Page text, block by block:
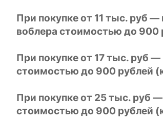
При покупке от 11 тыс. руб
воблера стоимостью до
При покупке от 17 тыс. руб
стоимостью до 900 рублей
При покупке от 25 тыс. руб
стоимостью до 900 рублей